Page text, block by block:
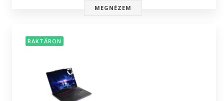
MEGNÉZEM
RAKTÁRON